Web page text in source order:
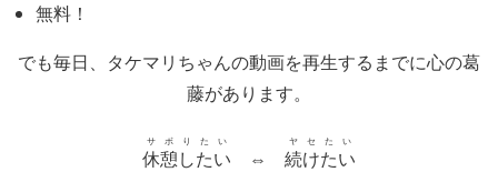
無料！
でも毎日、タケマリちゃんの動画を再生するまでに心の葛
藤があります。
休憩したい
サボりたい
⇔ 続けたい
ヤセたい